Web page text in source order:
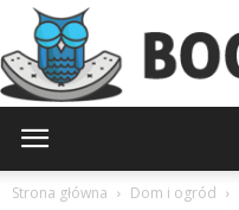
Strona główna Dom i ogród